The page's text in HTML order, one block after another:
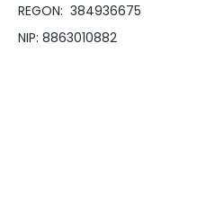
REGON: 384936675
NIP: 8863010882